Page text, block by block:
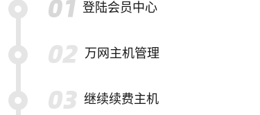
登陆会员中心
万网主机管理
继续续费主机